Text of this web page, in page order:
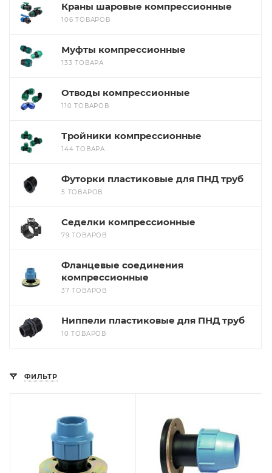
Краны шаровые компрессионные
106 ТОВАРОВ
Муфты компрессионные
133 ТОВАРА
Отводы компрессионные
110 ТОВАРОВ
Тройники компрессионные
144 ТОВАРА
Футорки пластиковые для ПНД труб
5 ТОВАРОВ
Седелки компрессионные
79 ТОВАРОВ
Фланцевые соединения
компрессионные
37 ТОВАРОВ
Ниппели пластиковые для ПНД труб
10 ТОВАРОВ
ФИЛЬТР